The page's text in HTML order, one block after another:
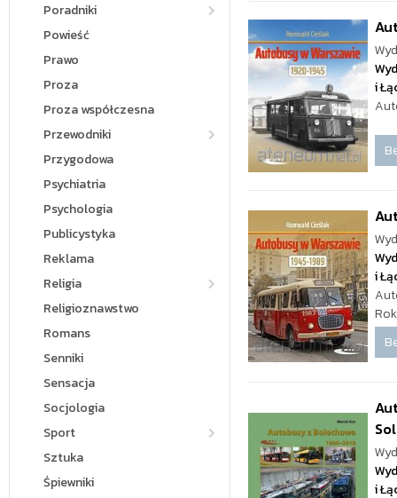
Poradniki
Powieść
Prawo
Proza
Proza współczesna
Przewodniki
Przygodowa
Psychiatria
Psychologia
Publicystyka
Reklama
Religia
Religioznawstwo
Romans
Senniki
Sensacja
Socjologia
Sport
Sztuka
Śpiewniki
i
i
i